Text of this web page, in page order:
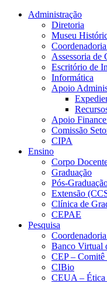
Conteúdo principal Menu
Administração
Diretoria
Museu
Assessoria de
Escritório de
Informática
Apoio
Apoio
Comissão
CIPA
Ensino
Corpo
Graduação
Pós-
Extensão
Clínica de
CEPAE
Pesquisa
Banco Virtual
CEP – Comitê
CIBio
CEUA – Ética